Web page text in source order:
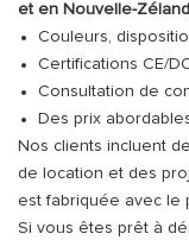
et en Nouvelle-
Couleurs,
Certifications CE/
Consultation de
Des prix
Nos clients incluent
de location et des
est fabriquée avec le
Si vous êtes prêt à